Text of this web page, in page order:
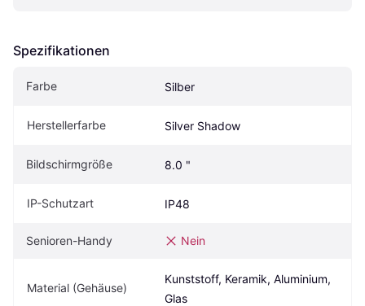
Spezifikationen
Farbe Silber
Herstellerfarbe Silver Shadow
Bildschirmgröße 8.0 "
IP-Schutzart IP48
Senioren-Handy Nein
Material (Gehäuse)
Kunststoff, Keramik, Aluminium,
Glas